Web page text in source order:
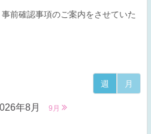
前確認事項のご案内をさせていた
年8月 9月
週 月